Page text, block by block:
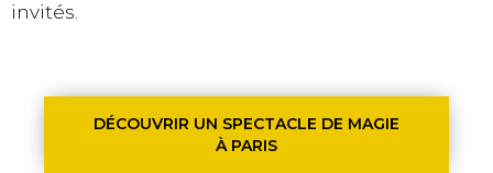
invités.
DÉCOUVRIR UN SPECTACLE DE MAGIE
À PARIS